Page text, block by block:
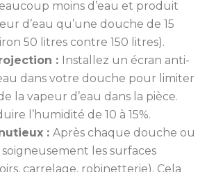
moins d’eau et produit
d’eau qu’une douche de 15
50 litres contre 150 litres).
:
Installez un écran anti-
dans votre douche pour limiter
la vapeur d’eau dans la pièce.
l’humidité de 10 à 15%.
: Après chaque douche ou
soigneusement les surfaces
carrelage, robinetterie). Cela